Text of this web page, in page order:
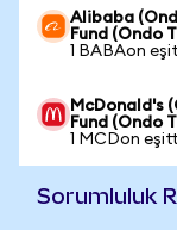
Alibaba
Fund (Ondo
1 BABAon
McDonald's
Fund (Ondo
1 MCDon
Sorumluluk